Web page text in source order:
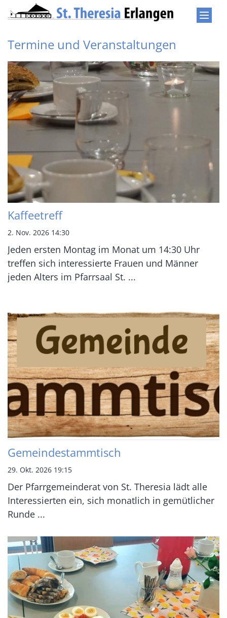
Zum Inhalt springen
Termine und Veranstaltungen
Kaffeetreff
2. Nov. 2026 14:30
Jeden ersten Montag im Monat um 14:30 Uhr
treffen sich interessierte Frauen und Männer
jeden Alters im Pfarrsaal St. ...
Gemeindestammtisch
29. Okt. 2026 19:15
Der Pfarrgemeinderat von St. Theresia lädt alle
Interessierten ein, sich monatlich in gemütlicher
Runde ...